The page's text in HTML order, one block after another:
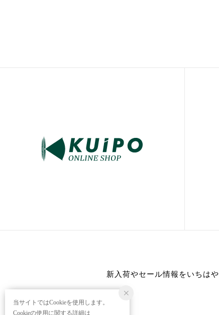
新入荷やセール情報をいちは
当サイトではCookieを使用します。
Cookieの使用に関する詳細は